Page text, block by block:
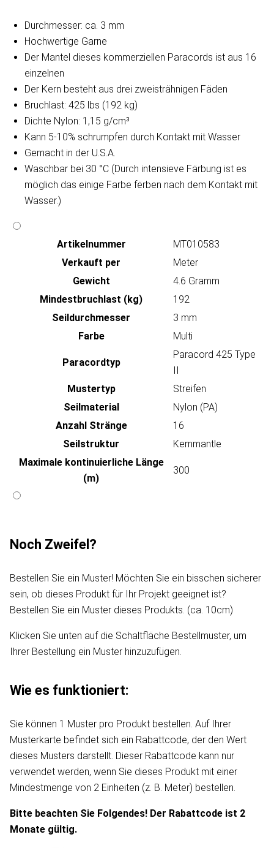
Durchmesser: ca. 3 mm
Hochwertige Garne
Der Mantel dieses kommerziellen Paracords ist aus 16
einzelnen
Der Kern besteht aus drei zweisträhnigen Fäden
Bruchlast: 425 lbs (192 kg)
Dichte Nylon: 1,15 g/cm³
Kann 5-10% schrumpfen durch Kontakt mit Wasser
Gemacht in der U.S.A.
Waschbar bei 30 °C (Durch intensieve Färbung ist es
möglich das einige Farbe fërben nach dem Kontakt mit
Wasser.)
Artikeln‌ummer
MT010583
Verkauft per
Meter
Gewicht
4.6 Gramm
Mindestbruchlast (kg)
192
Seildurchmesser
3 mm
Farbe
Multi
Paracordtyp
Paracord 425 Type
II
Mustertyp
Streifen
Seilmaterial
Nylon (PA)
Anzahl Stränge
16
Seilstruktur
Kernmantle
Maximale kontinuierliche Länge
(m)
300
Noch Zweifel?
Bestellen Sie ein Muster! Möchten Sie ein bisschen sicherer
sein, ob dieses Produkt für Ihr Projekt geeignet ist?
Bestellen Sie ein Muster dieses Produkts. (ca. 10cm)
Klicken Sie unten auf die Schaltfläche Bestellmuster, um
Ihrer Bestellung ein Muster hinzuzufügen.
Wie es funktioniert:
Sie können 1 Muster pro Produkt bestellen. Auf Ihrer
Musterkarte befindet sich ein Rabattcode, der den Wert
dieses Musters darstellt. Dieser Rabattcode kann nur
verwendet werden, wenn Sie dieses Produkt mit einer
Mindestmenge von 2 Einheiten (z. B. Meter) bestellen.
Bitte beachten Sie Folgendes! Der Rabattcode ist 2
Monate gültig.